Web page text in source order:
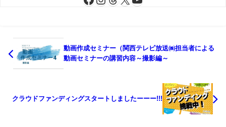
動画作成セミナー（関西テレビ放送㈱担当者による
動画セミナーの講習内容～撮影編～
クラウドファンディングスタートしましたーーー!!!